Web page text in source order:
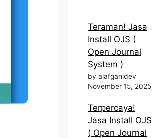
Teraman! Jasa
Install OJS (
Open Journal
System )
by alafganidev
November 15, 2025
Terpercaya!
Jasa Install OJS
( Open Journal